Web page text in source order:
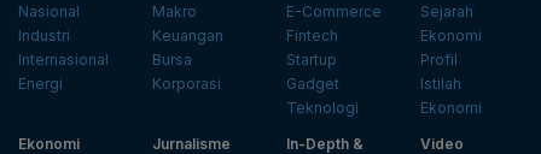
Nasional
Industri
Internasional
Energi
Makro
Keuangan
Bursa
Korporasi
E-Commerce
Fintech
Startup
Gadget
Teknologi
Sejarah
Ekonomi
Profil
Istilah
Ekonomi
Ekonomi
Jurnalisme
In-Depth &
Video